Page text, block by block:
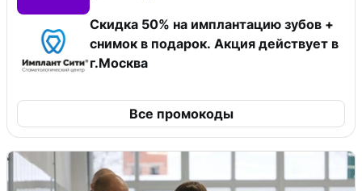
Скидка 50% на имплантацию зубов +
снимок в подарок. Акция действует в
г.Москва
Все промокоды